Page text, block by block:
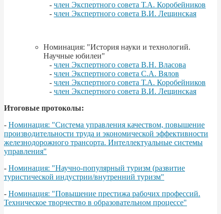
- член Экспертного совета Т.А. Коробейников
- член Экспертного совета В.И. Лещинская
Номинация: "История науки и технологий.
Научные юбилеи"
- член Экспертного совета В.Н. Власова
- член Экспертного совета С.А. Вялов
- член Экспертного совета Т.А. Коробейников
- член Экспертного совета В.И. Лещинская
Итоговые протоколы:
- Номинация: "Система управления качеством, повышение
производительности труда и экономической эффективности
железнодорожного трансорта. Интеллектуальные системы
управления"
- Номинация: "Научно-популярный туризм (развитие
туристической индустрии/внутренний туризм"
- Номинация: "Повышение престижа рабочих профессий.
Техническое творчество в образовательном процессе"